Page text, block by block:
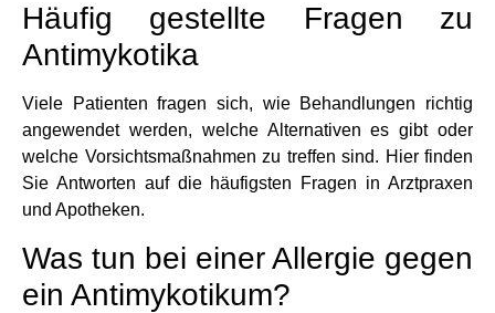
Häufig gestellte Fragen zu
Antimykotika
Viele Patienten fragen sich, wie Behandlungen richtig
angewendet werden, welche Alternativen es gibt oder
welche Vorsichtsmaßnahmen zu treffen sind. Hier finden
Sie Antworten auf die häufigsten Fragen in Arztpraxen
und Apotheken.
Was tun bei einer Allergie gegen
ein Antimykotikum?